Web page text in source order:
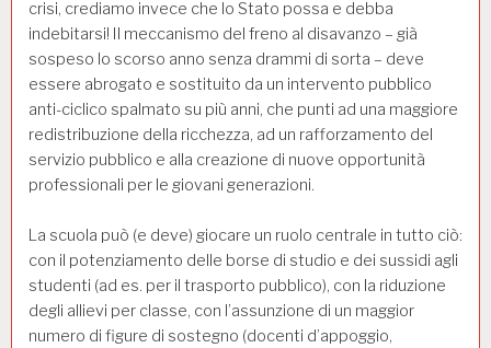
crisi, crediamo invece che lo Stato possa e debba
indebitarsi! Il meccanismo del freno al disavanzo – già
sospeso lo scorso anno senza drammi di sorta – deve
essere abrogato e sostituito da un intervento pubblico
anti-ciclico spalmato su più anni, che punti ad una maggiore
redistribuzione della ricchezza, ad un rafforzamento del
servizio pubblico e alla creazione di nuove opportunità
professionali per le giovani generazioni.
La scuola può (e deve) giocare un ruolo centrale in tutto ciò:
con il potenziamento delle borse di studio e dei sussidi agli
studenti (ad es. per il trasporto pubblico), con la riduzione
degli allievi per classe, con l’assunzione di un maggior
numero di figure di sostegno (docenti d’appoggio,